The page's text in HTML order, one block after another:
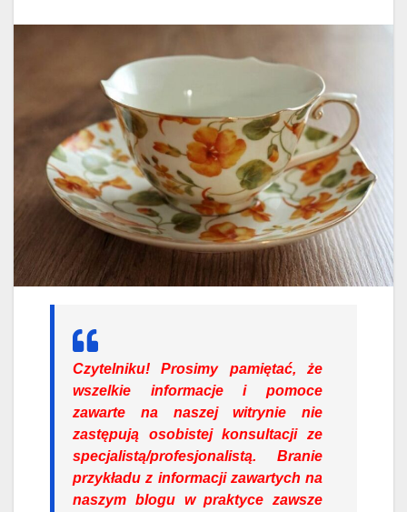
Czytelniku! Prosimy pamiętać, że
wszelkie informacje i pomoce
zawarte na naszej witrynie nie
zastępują osobistej konsultacji ze
specjalistą/profesjonalistą. Branie
przykładu z informacji zawartych na
naszym blogu w praktyce zawsze